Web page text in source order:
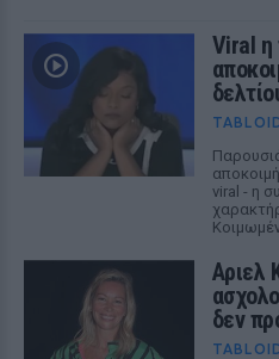
Viral η
viral - η
Αριελ
δεν